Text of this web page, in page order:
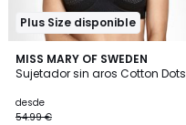
Plus Size disponible
MISS MARY OF SWEDEN
Sujetador sin aros Cotton Dots
desde
54.99 €
4,4
/ 5
3
Colores